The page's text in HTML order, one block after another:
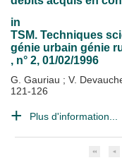
in
TSM. Techniques
génie urbain génie
, n° 2, 01/02/1996
G. Gauriau ; V.
121-126
Plus d'information...